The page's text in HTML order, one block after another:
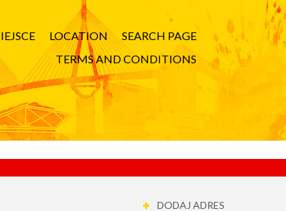
LOCATION
SEARCH PAGE
TERMS AND CONDITIONS
DODAJ ADRES